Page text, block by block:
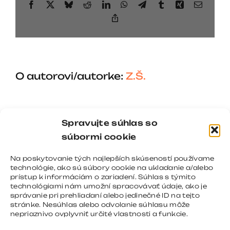
Spravujte súhlas so
súbormi cookie
Na poskytovanie tých najlepších skúseností používame
technológie, ako sú súbory cookie na ukladanie a/alebo
prístup k informáciám o zariadení. Súhlas s týmito
technológiami nám umožní spracovávať údaje, ako je
správanie pri prehliadaní alebo jedinečné ID na tejto
stránke. Nesúhlas alebo odvolanie súhlasu môže
nepriaznivo ovplyvniť určité vlastnosti a funkcie.
Facebook BlueskyRedditLinkedInWhatsApp
TelegramTumblrXingEmail
O autorovi/autorke: Z.Š.